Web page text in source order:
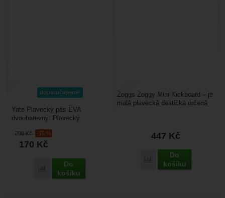
doporučujeme!
200Kč -15 %
170 Kč
Přidat 'Yate Plavecký pás EVA dvoubarevný' k porovnání
Do
košíku
Yate Plavecký pás EVA
dvoubarevný: Plavecký
vhodnou plaveckou pomůckou
pro...
447 Kč
Přidat 'Zoggs Zoggy
Do
košíku
Zoggs Zoggy Mini Kickboard – je
malá plavecká destička určená